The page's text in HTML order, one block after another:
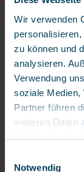
Wir verwenden
zu können und
analysieren.
Verwendung
soziale Medien,
Partner führen
weiteren Daten
haben oder die
Notwendig
Verfügbar
Zubehör